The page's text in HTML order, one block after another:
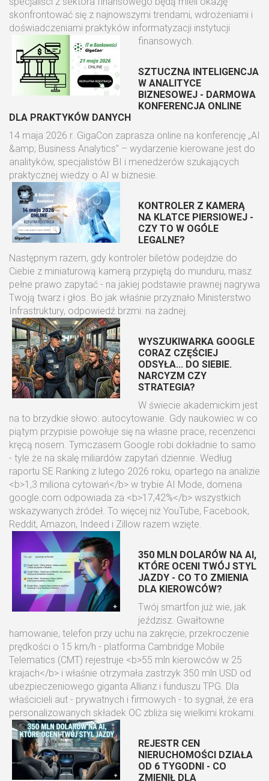
skonfrontować się z najnowszymi trendami, wdrożeniami i
doświadczeniami praktyków informatyzacji instytucji
finansowych.
SZTUCZNA INTELIGENCJA
W ANALITYCE
BIZNESOWEJ - DARMOWA
KONFERENCJA ONLINE
DLA PRAKTYKÓW DANYCH
14 maja 2026 r. GigaCon zaprasza online na konferencję „AI
&amp; Business Analytics" – wydarzenie kierowane jest do
analityków, specjalistów BI i menedżerów szukających
praktycznej wiedzy o AI w biznesie.
KONTROLER Z KAMERĄ
NA KLATCE PIERSIOWEJ -
CZY TO W OGÓLE
LEGALNE?
Następnym razem, gdy kontroler biletów podejdzie do
Ciebie z miniaturową kamerą przypiętą do munduru, masz
pełne prawo zapytać - na jakiej podstawie prawnej nagrywa
Twoją twarz i głos. Bo jak właśnie przyznało Ministerstwo
Infrastruktury, odpowiedź brzmi: na żadnej.
WYSZUKIWARKA GOOGLE
CORAZ CZĘŚCIEJ
ODSYŁA... DO SIEBIE.
NARCYZM CZY
STRATEGIA?
W świecie akademickim jest
na to brzydkie słowo: autocytowanie. Gdy naukowiec w co
piątym przypisie powołuje się na własne prace, recenzenci
kręcą nosem. Tymczasem Google robi dokładnie to samo
- tyle że na skalę miliardów zapytań dziennie. Według
raportu SE Ranking z lutego 2026 roku, opartego na analizie
<b>1,3 miliona cytowań</b> w trybie AI Mode, domena
google.com odpowiada za <b>17,42%</b> wszystkich
wskazywanych źródeł. To więcej niż YouTube, Facebook,
Reddit, Amazon, Indeed i Zillow razem wzięte.
350 MLN DOLARÓW NA AI,
KTÓRE OCENI TWÓJ STYL
JAZDY - CO TO ZMIENIA
DLA KIEROWCÓW?
Twój smartfon już wie, jak
jeździsz. Gwałtowne
hamowanie, telefon przy uchu na zakręcie, przekroczenie
prędkości o 15 km/h - platforma Cambridge Mobile
Telematics (CMT) rejestruje <b>55 mln kierowców w 25
krajach</b> i właśnie otrzymała zastrzyk 350 mln USD od
ubezpieczeniowego giganta Allianz i funduszu TPG. Dla
właścicieli aut - prywatnych i firmowych - to sygnał, że era
personalizowanych składek OC zbliża się wielkimi krokami.
REJESTR CEN
NIERUCHOMOŚCI DZIAŁA
OD 6 TYGODNI - CO
ZMIENIŁ DLA